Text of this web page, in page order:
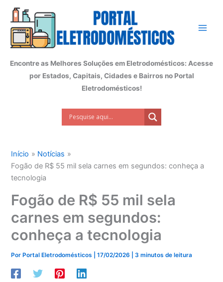
conteúdo
Encontre as Melhores Soluções em Eletrodomésticos: Acesse
por Estados, Capitais, Cidades e Bairros no Portal
Eletrodomésticos!
Início
Notícias
Fogão de R$ 55 mil sela carnes em segundos: conheça a
tecnologia
Fogão de R$ 55 mil sela
carnes em segundos:
conheça a tecnologia
PorPortal Eletrodomésticos |17/02/2026 |3 minutos de leitura